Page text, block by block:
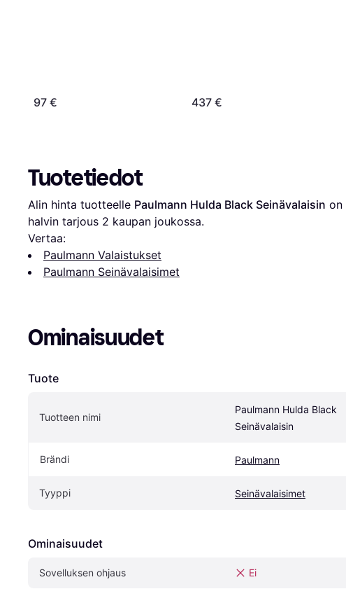
97 € 437 €
Tuotetiedot
Alin hinta tuotteelle Paulmann Hulda Black Seinävalaisin on
halvin tarjous 2 kaupan joukossa.
Vertaa:
Paulmann Valaistukset
Paulmann Seinävalaisimet
Ominaisuudet
Tuote
Tuotteen nimi
Paulmann Hulda Black
Seinävalaisin
Brändi Paulmann
Tyyppi Seinävalaisimet
Ominaisuudet
Sovelluksen ohjaus Ei